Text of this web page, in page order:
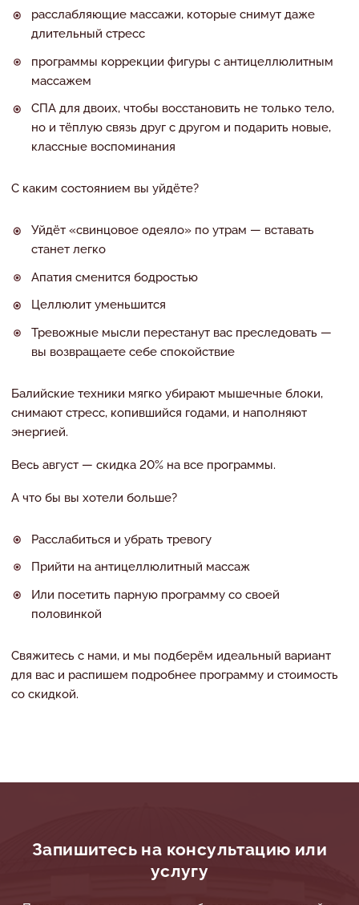
расслабляющие массажи, которые снимут даже
длительный стресс
программы коррекции фигуры с антицеллюлитным
массажем
СПА для двоих, чтобы восстановить не только тело,
но и тёплую связь друг с другом и подарить новые,
классные воспоминания
С каким состоянием вы уйдёте?
Уйдёт «свинцовое одеяло» по утрам — вставать
станет легко
Апатия сменится бодростью
Целлюлит уменьшится
Тревожные мысли перестанут вас преследовать —
вы возвращаете себе спокойствие
Балийские техники мягко убирают мышечные блоки,
снимают стресс, копившийся годами, и наполняют
энергией.
Весь август — скидка 20% на все программы.
А что бы вы хотели больше?
Расслабиться и убрать тревогу
Прийти на антицеллюлитный массаж
Или посетить парную программу со своей
половинкой
Свяжитесь с нами, и мы подберём идеальный вариант
для вас и распишем подробнее программу и стоимость
со скидкой.
Запишитесь на консультацию или
услугу